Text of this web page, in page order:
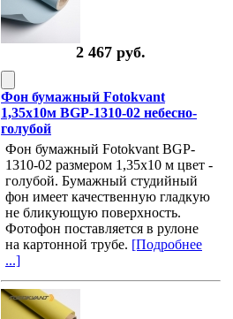
2 467 руб.
Фон бумажный Fotokvant
1,35х10м BGP-1310-02 небесно-
голубой
Фон бумажный Fotokvant BGP-
1310-02 размером 1,35х10 м цвет -
голубой. Бумажный студийный
фон имеет качественную гладкую
не бликующую поверхность.
Фотофон поставляется в рулоне
на картонной трубе. [Подробнее
...]